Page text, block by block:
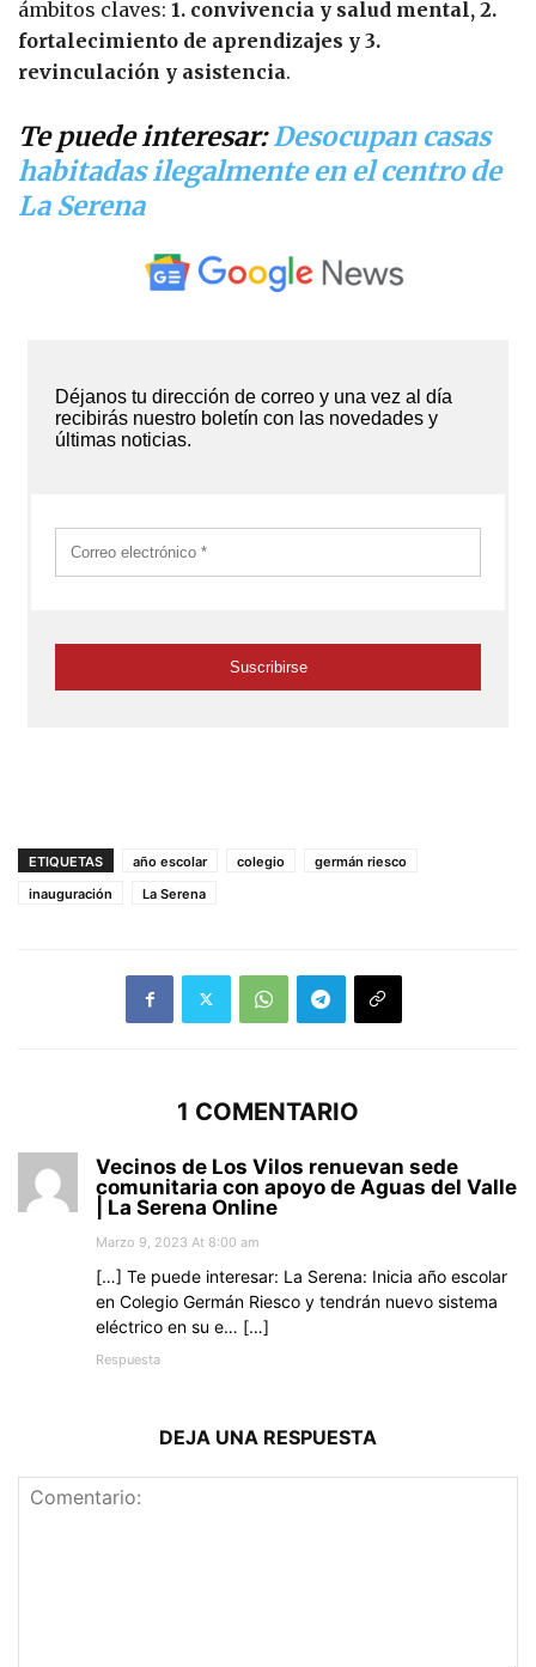
ámbitos claves: 1. convivencia y salud mental, 2.
fortalecimiento de aprendizajes y 3.
revinculación y asistencia.
Te puede interesar:Desocupan casas
habitadas ilegalmente en el centro de
La Serena
ETIQUETAS año escolar colegio
germán riesco
inauguración
La Serena
1 COMENTARIO
Vecinos de Los Vilos renuevan sede
comunitaria con apoyo de Aguas del Valle
| La Serena Online
Marzo 9, 2023 At 8:00 am
[…] Te puede interesar: La Serena: Inicia año escolar
en Colegio Germán Riesco y tendrán nuevo sistema
eléctrico en su e… […]
Respuesta
DEJA UNA RESPUESTA